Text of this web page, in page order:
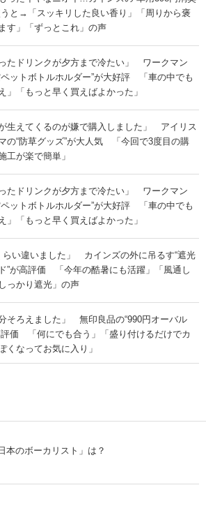
うと→「スッキリした良い香り」「周りから褒
す」「ずっとこれ」の声
ったドリンクが夕方まで冷たい」 ワークマン
ペットボトルホルダー”が大好評 「車の中でも
」「もっと早く買えばよかった」
が生えてくるのが嫌で購入しました」 アイリス
の“防草グッズ”が大人気 「今回で3度目の購
工が楽で簡単」
ったドリンクが夕方まで冷たい」 ワークマン
ペットボトルホルダー”が大好評 「車の中でも
」「もっと早く買えばよかった」
らい違いました」 カインズの外に吊るす“遮光
”が高評価 「今年の酷暑にも活躍」「風通し
っかり遮光」の声
分そろえました」 無印良品の“990円オーバル
評価 「何にでも合う」「盛り付けるだけでカ
くなってお気に入り」
本のボーカリスト」は？